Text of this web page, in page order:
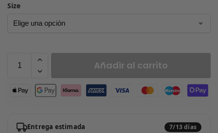
Size
Añadir al carrito
Entrega estimada 7/13 días